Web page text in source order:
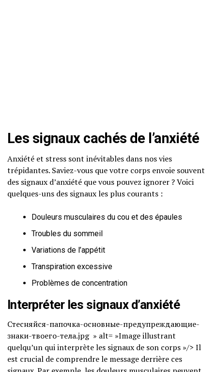
Les signaux cachés de l’anxiété
Anxiété et stress sont inévitables dans nos vies
trépidantes. Saviez-vous que votre corps envoie souvent
des signaux d’anxiété que vous pouvez ignorer ? Voici
quelques-uns des signaux les plus courants :
Douleurs musculaires du cou et des épaules
Troubles du sommeil
Variations de l’appétit
Transpiration excessive
Problèmes de concentration
Interpréterles signaux d’anxiété
Стесняйся-папочка-основные-предупреждающие-
знаки-твоего-тела.jpg » alt= »Image illustrant
quelqu’un qui interprète les signaux de son corps »/> Il
est crucial de comprendre le message derrière ces